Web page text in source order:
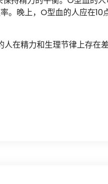
。晚上，O型血的人应在10
在精力和生理节律上存在差